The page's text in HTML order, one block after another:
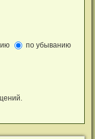
по убыванию